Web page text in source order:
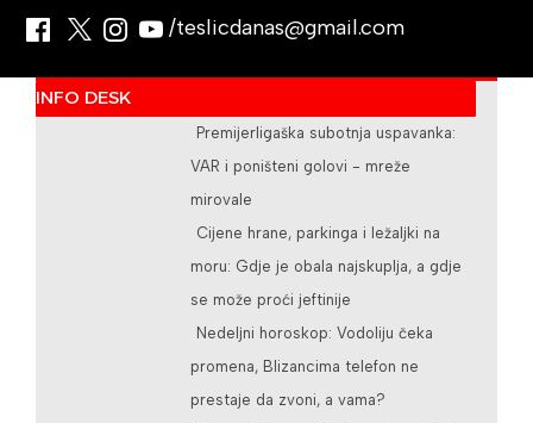
/teslicdanas@gmail.com
INFO DESK
Premijerligaška subotnja uspavanka:
VAR i poništeni golovi - mreže
mirovale
Cijene hrane, parkinga i ležaljki na
moru: Gdje je obala najskuplja, a gdje
se može proći jeftinije
Nedeljni horoskop: Vodoliju čeka
promena, Blizancima telefon ne
prestaje da zvoni, a vama?